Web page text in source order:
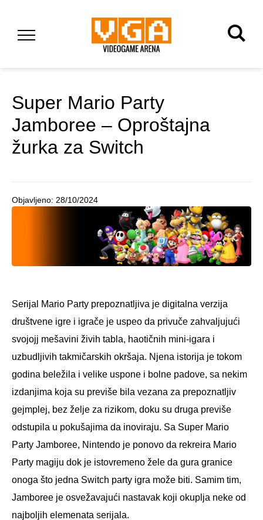
Super Mario Party
Jamboree – Oproštajna
žurka za Switch
Objavljeno: 28/10/2024
Serijal Mario Party prepoznatljiva je digitalna verzija
društvene igre i igrače je uspeo da privuče zahvaljujući
svojojj mešavini živih tabla, haotičnih mini-igara i
uzbudljivih takmičarskih okršaja. Njena istorija je tokom
godina beležila i velike uspone i bolne padove, sa nekim
izdanjima koja su previše bila vezana za prepoznatljiv
gejmplej, bez želje za rizikom, doku su druga previše
odstupila u pokušajima da inoviraju. Sa Super Mario
Party Jamboree, Nintendo je ponovo da rekreira Mario
Party magiju dok je istovremeno žele da gura granice
onoga što jedna Switch party igra može biti. Samim tim,
Jamboree je osvežavajući nastavak koji okuplja neke od
najboljih elemenata serijala.